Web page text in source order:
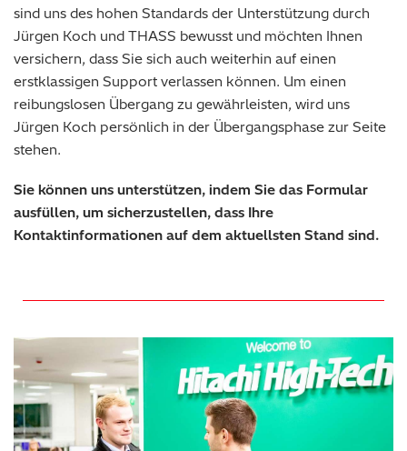
sind uns des hohen Standards der Unterstützung durch
Jürgen Koch und THASS bewusst und möchten Ihnen
versichern, dass Sie sich auch weiterhin auf einen
erstklassigen Support verlassen können. Um einen
reibungslosen Übergang zu gewährleisten, wird uns
Jürgen Koch persönlich in der Übergangsphase zur Seite
stehen.
Sie können uns unterstützen, indem Sie das Formular
ausfüllen, um sicherzustellen, dass Ihre
Kontaktinformationen auf dem aktuellsten Stand sind.